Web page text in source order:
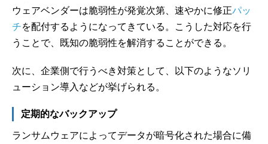
ウェアベンダーは脆弱性が発覚次第、速やかに修正パッ
チを配付するようになってきている。こうした対応を行
うことで、既知の脆弱性を解消することができる。
次に、企業側で行うべき対策として、以下のようなソリ
ューション導入などが挙げられる。
定期的なバックアップ
ランサムウェアによってデータが暗号化された場合に備